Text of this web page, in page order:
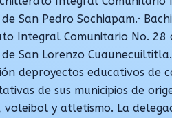
San Pedro Sochiapam.·
Integral Comunitario No. 28
San Lorenzo
deproyectos educativos
de sus municipios de
y atletismo. La